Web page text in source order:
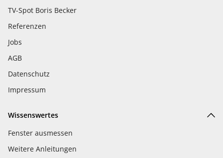
TV-Spot Boris Becker
Referenzen
Jobs
AGB
Datenschutz
Impressum
Wissenswertes
Fenster ausmessen
Weitere Anleitungen